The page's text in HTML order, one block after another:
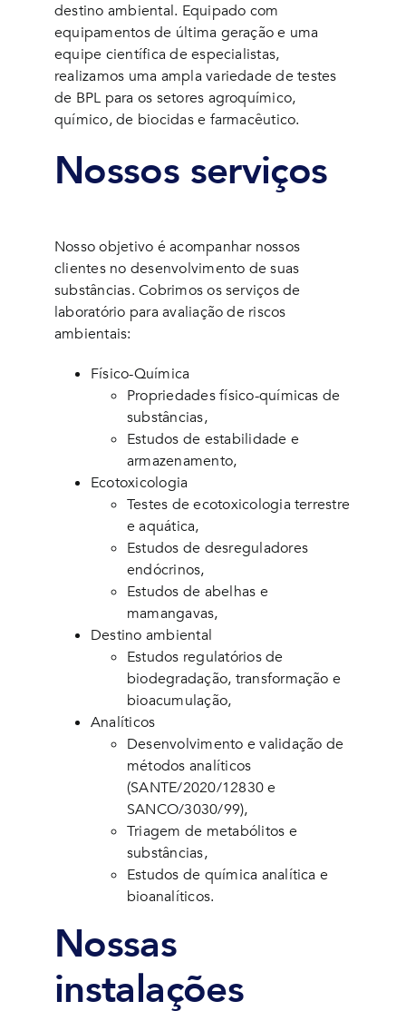
destino ambiental. Equipado com
equipamentos de última geração e uma
equipe científica de especialistas,
realizamos uma ampla variedade de testes
de BPL para os setores agroquímico,
químico, de biocidas e farmacêutico.
Nossos serviços
Nosso objetivo é acompanhar nossos
clientes no desenvolvimento de suas
substâncias. Cobrimos os serviços de
laboratório para avaliação de riscos
ambientais:
Físico-Química
Propriedades físico-químicas de
substâncias,
Estudos de estabilidade e
armazenamento,
Ecotoxicologia
Testes de ecotoxicologia terrestre
e aquática,
Estudos de desreguladores
endócrinos,
Estudos de abelhas e
mamangavas,
Destino ambiental
Estudos regulatórios de
biodegradação, transformação e
bioacumulação,
Analíticos
Desenvolvimento e validação de
métodos analíticos
(SANTE/2020/12830 e
SANCO/3030/99),
Triagem de metabólitos e
substâncias,
Estudos de química analítica e
bioanalíticos.
Nossas
instalações